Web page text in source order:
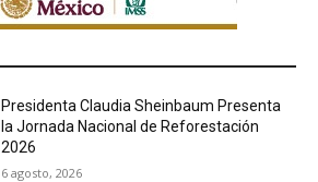
Presidenta Claudia Sheinbaum Presenta
la Jornada Nacional de Reforestación
2026
6 agosto, 2026